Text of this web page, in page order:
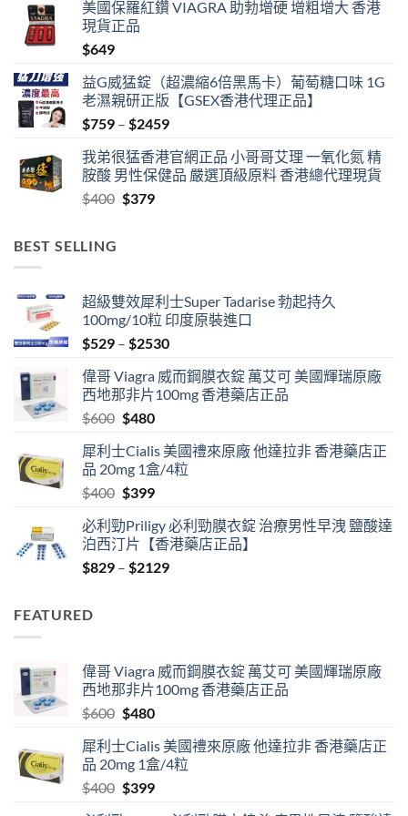
$489
美國保羅紅鑽 VIAGRA 助勃增硬 增粗增大 香港
現貨正品
$649
益G威猛錠（超濃縮6倍黑馬卡）葡萄糖口味 1G
老濕親研正版【GSEX香港代理正品】
$759 – $2459Price
$759
through
我弟很猛香港官網正品 小哥哥艾理 一氧化氮 精
胺酸 男性保健品 嚴選頂級原料 香港總代理現貨
$400 Original
$379Current
BEST SELLING
超級雙效犀利士Super Tadarise 勃起持久
100mg/10粒 印度原裝進口
$529 – $2530Price
$529
through
偉哥 Viagra 威而鋼膜衣錠 萬艾可 美國輝瑞原廠
西地那非片100mg 香港藥店正品
$600 Original
was:
$600.
$480Current
is:
$480.
犀利士Cialis 美國禮來原廠 他達拉非 香港藥店正
品 20mg 1盒/4粒
$400 Original
was:
$400.
$399Current
is:
$399.
必利勁Priligy 必利勁膜衣錠 治療男性早洩 鹽酸達
泊西汀片【香港藥店正品】
$829 – $2129Price
FEATURED
偉哥 Viagra 威而鋼膜衣錠 萬艾可 美國輝瑞原廠
西地那非片100mg 香港藥店正品
$600 Original
was:
$600.
$480Current
is:
$480.
犀利士Cialis 美國禮來原廠 他達拉非 香港藥店正
品 20mg 1盒/4粒
$400 Original
$399Current